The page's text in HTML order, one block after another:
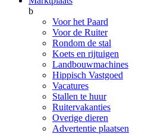
b
Voor het Paard
Voor de Ruiter
Rondom de stal
Koets en rijtuigen
Landbouwmachines
Hippisch Vastgoed
Vacatures
Stallen te huur
Ruitervakanties
Overige dieren
Advertentie plaatsen